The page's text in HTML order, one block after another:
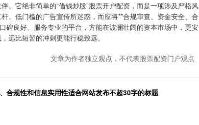
。它绝非简单的“借钱炒股”股票开户配资，而是一项涉及严格风
、低门槛的广告宣传所迷惑，而应将**合规审查、资金安全、合
碑良好、服务专业的平台，方能在波澜壮阔的资本市场中，更安
远比短暂的冲刺更能行稳致远。
文章为作者独立观点，不代表股票配资门户观点
合规性和信息实用性适合网站发布不超30字的标题